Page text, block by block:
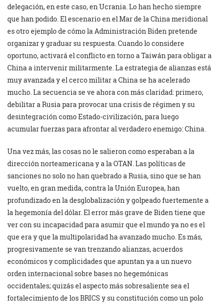
delegación, en este caso, en Ucrania. Lo han hecho siempre
que han podido. El escenario en el Mar de la China meridional
es otro ejemplo de cómo la Administración Biden pretende
organizar y graduar su respuesta. Cuando lo considere
oportuno, activará el conflicto en torno a Taiwán para obligar a
China a intervenir militarmente. La estrategia de alianzas está
muy avanzada y el cerco militar a China se ha acelerado
mucho. La secuencia se ve ahora con más claridad: primero,
debilitar a Rusia para provocar una crisis de régimen y su
desintegración como Estado-civilización, para luego
acumular fuerzas para afrontar al verdadero enemigo: China.
Una vez más, las cosas no le salieron como esperaban a la
dirección norteamericana y a la OTAN. Las políticas de
sanciones no solo no han quebrado a Rusia, sino que se han
vuelto, en gran medida, contra la Unión Europea, han
profundizado en la desglobalización y golpeado fuertemente a
la hegemonía del dólar. El error más grave de Biden tiene que
ver con su incapacidad para asumir que el mundo ya no es el
que era y que la multipolaridad ha avanzado mucho. Es más,
progresivamente se van trenzando alianzas, acuerdos
económicos y complicidades que apuntan ya a un nuevo
orden internacional sobre bases no hegemónicas
occidentales; quizás el aspecto más sobresaliente sea el
fortalecimiento de los BRICS y su constitución como un polo